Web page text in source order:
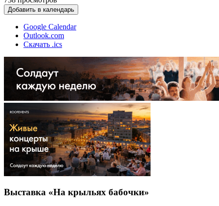
Добавить в календарь
Google Calendar
Outlook.com
Скачать .ics
Выставка «На крыльях бабочки»